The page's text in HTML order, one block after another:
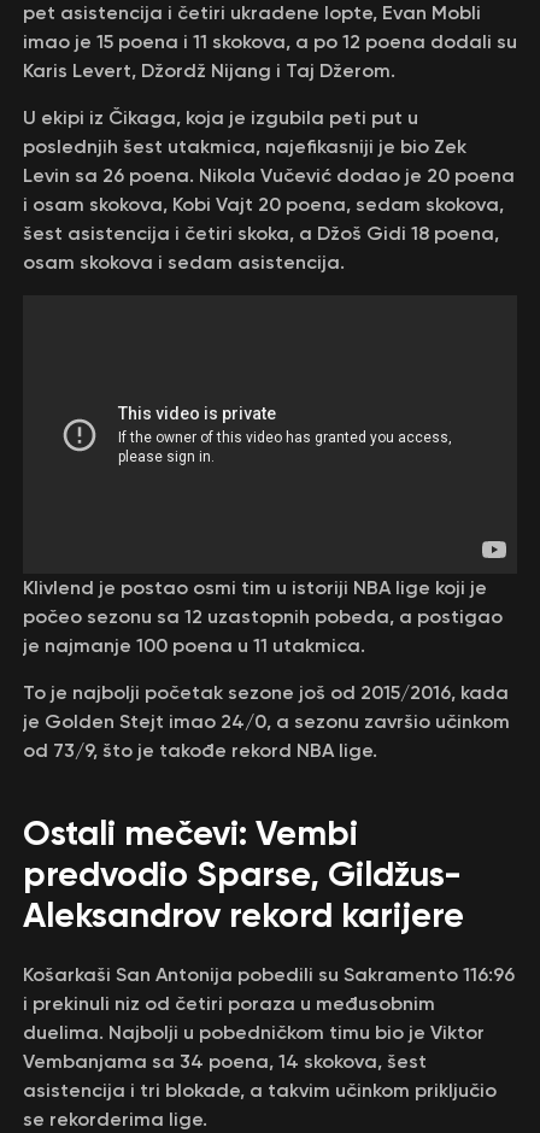
pet asistencija i četiri ukradene lopte, Evan Mobli
imao je 15 poena i 11 skokova, a po 12 poena dodali su
Karis Levert, Džordž Nijang i Taj Džerom.
U ekipi iz Čikaga, koja je izgubila peti put u
poslednjih šest utakmica, najefikasniji je bio Zek
Levin sa 26 poena. Nikola Vučević dodao je 20 poena
i osam skokova, Kobi Vajt 20 poena, sedam skokova,
šest asistencija i četiri skoka, a Džoš Gidi 18 poena,
osam skokova i sedam asistencija.
Klivlend je postao osmi tim u istoriji NBA lige koji je
počeo sezonu sa 12 uzastopnih pobeda, a postigao
je najmanje 100 poena u 11 utakmica.
To je najbolji početak sezone još od 2015/2016, kada
je Golden Stejt imao 24/0, a sezonu završio učinkom
od 73/9, što je takođe rekord NBA lige.
Ostali mečevi: Vembi
predvodio Sparse, Gildžus-
Aleksandrov rekord karijere
Košarkaši San Antonija pobedili su Sakramento 116:96
i prekinuli niz od četiri poraza u međusobnim
duelima. Najbolji u pobedničkom timu bio je Viktor
Vembanjama sa 34 poena, 14 skokova, šest
asistencija i tri blokade, a takvim učinkom priključio
se rekorderima lige.